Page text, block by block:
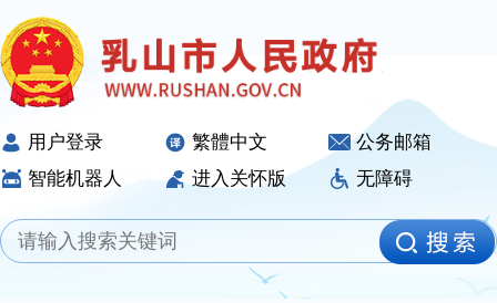
用户登录 繁體中文
公务邮箱
智能机器人
进入关怀版 无障碍